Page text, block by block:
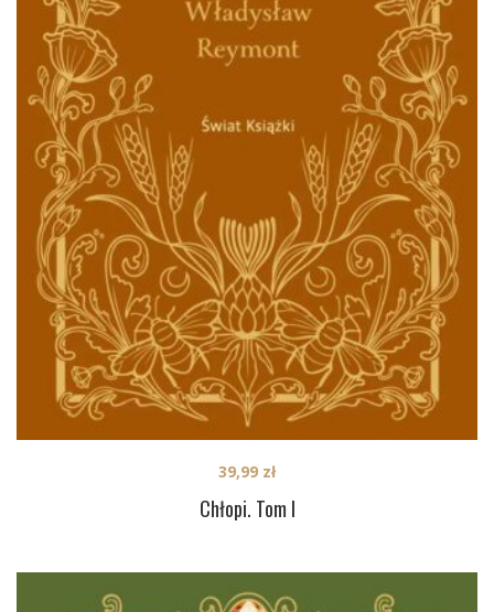
Chłopi. Tom I
39,99 zł